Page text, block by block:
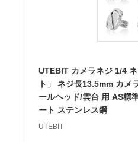
UTEBIT カメラネジ 1/4
ト」 ネジ長13.5mm カメ
ールヘッド/雲台 用 AS標
ート ステンレス鋼
UTEBIT